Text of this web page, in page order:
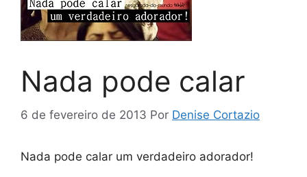
Nada pode calar
6 de fevereiro de 2013 Por Denise Cortazio
Nada pode calar um verdadeiro adorador!